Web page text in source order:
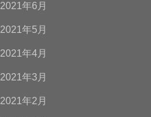
2021年6月
2021年5月
2021年4月
2021年3月
2021年2月